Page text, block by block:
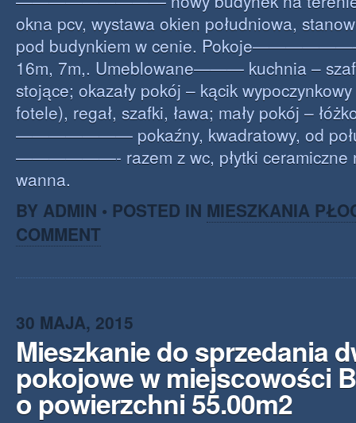
okna pcv, wystawa okien południowa,
pod budynkiem w cenie.
16m, 7m,. Umeblowane——— kuchnia –
stojące; okazały pokój – kącik
fotele), regał, szafki, ława; mały pokój –
——————— pokaźny, kwadratowy, od
——————- razem z wc, płytki ceramiczne
wanna.
BY ADMIN • POSTED IN MIESZKANIA
COMMENT
30 MAJA, 2015
Mieszkanie do sprzedania
pokojowe w miejscowości
o powierzchni 55.00m2